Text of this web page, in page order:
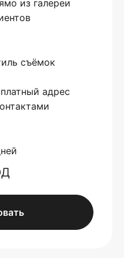
из галереи
съёмок
адрес